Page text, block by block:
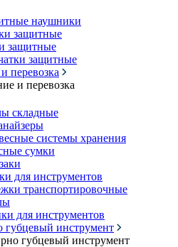
наушники
защитные
защитные
защитные
перевозка
и перевозка
складные
системы хранения
сумки
для инструментов
транспортировочные
для инструментов
инструмент
губцевый инструмент